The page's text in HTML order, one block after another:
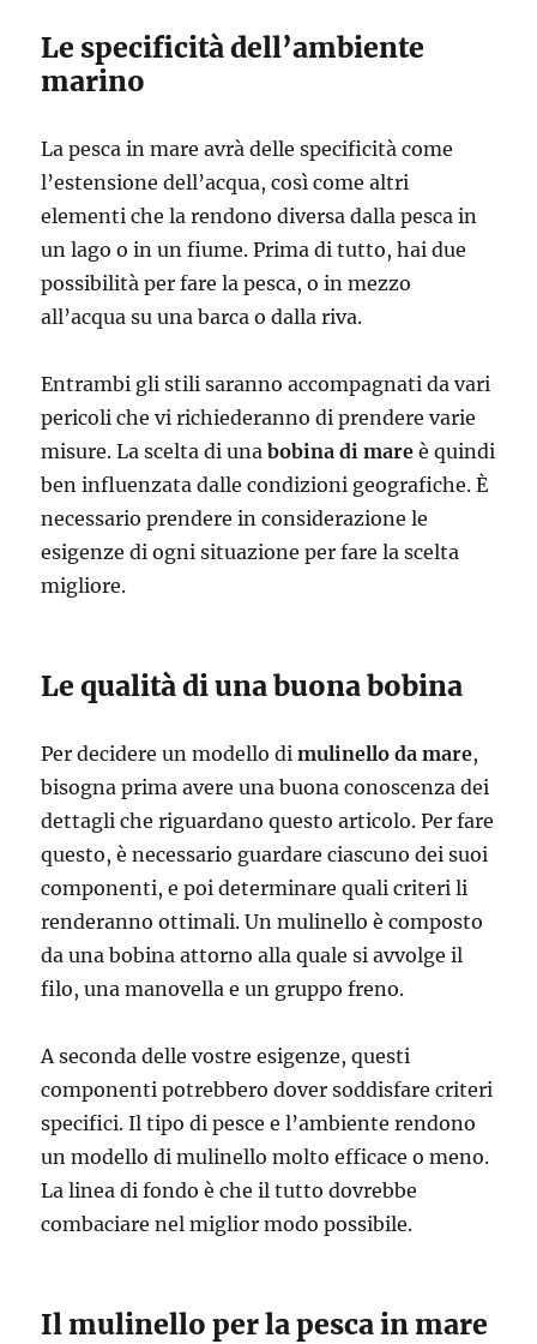
Le specificità dell’ambiente
marino
La pesca in mare avrà delle specificità come
l’estensione dell’acqua, così come altri
elementi che la rendono diversa dalla pesca in
un lago o in un fiume. Prima di tutto, hai due
possibilità per fare la pesca, o in mezzo
all’acqua su una barca o dalla riva.
Entrambi gli stili saranno accompagnati da vari
pericoli che vi richiederanno di prendere varie
misure. La scelta di unabobina di mare è quindi
ben influenzata dalle condizioni geografiche. È
necessario prendere in considerazione le
esigenze di ogni situazione per fare la scelta
migliore.
Le qualità di una buona bobina
Per decidere un modello dimulinello da mare,
bisogna prima avere una buona conoscenza dei
dettagli che riguardano questo articolo. Per fare
questo, è necessario guardare ciascuno dei suoi
componenti, e poi determinare quali criteri li
renderanno ottimali. Un mulinello è composto
da una bobina attorno alla quale si avvolge il
filo, una manovella e un gruppo freno.
A seconda delle vostre esigenze, questi
componenti potrebbero dover soddisfare criteri
specifici. Il tipo di pesce e l’ambiente rendono
un modello di mulinello molto efficace o meno.
La linea di fondo è che il tutto dovrebbe
combaciare nel miglior modo possibile.
Il mulinello per la pesca in mare